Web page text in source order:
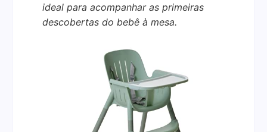
ideal para acompanhar as primeiras
descobertas do bebê à mesa.